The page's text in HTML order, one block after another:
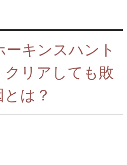
キンスハント
クリアしても敗
は？